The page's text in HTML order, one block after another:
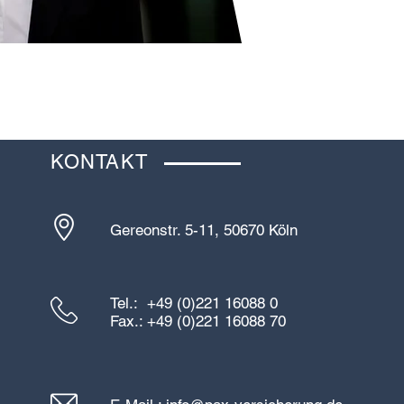
KONTAKT
Gereonstr. 5-11, 50670 Köln
Tel.: +49 (0)221 16088 0
Fax.: +49 (0)221 16088 70